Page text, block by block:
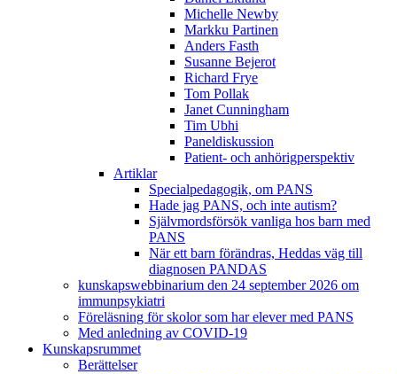
Michelle Newby
Markku Partinen
Anders Fasth
Susanne Bejerot
Richard Frye
Tom Pollak
Janet Cunningham
Tim Ubhi
Paneldiskussion
Patient- och anhörigperspektiv
Artiklar
Specialpedagogik, om PANS
Hade jag PANS, och inte autism?
Självmordsförsök vanliga hos barn med
PANS
När ett barn förändras, Heddas väg till
diagnosen PANDAS
kunskapswebbinarium den 24 september 2026 om
immunpsykiatri
Föreläsning för skolor som har elever med PANS
Med anledning av COVID-19
Kunskapsrummet
Berättelser